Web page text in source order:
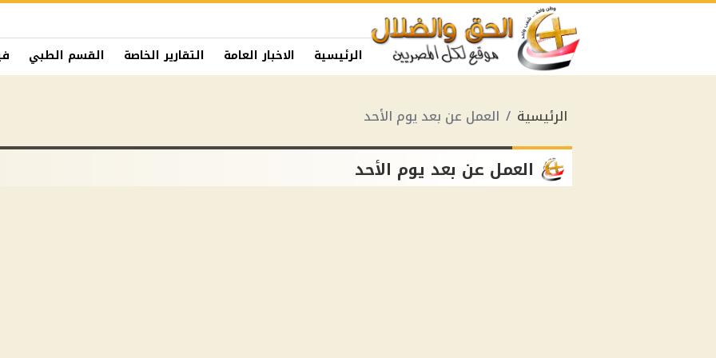
الرئيسية الاخبار العامة التقارير الخاصة القسم الطبي
الرئيسية العمل عن بعد يوم الأحد
العمل عن بعد يوم الأحد